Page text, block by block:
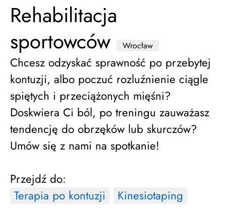
Rehabilitacja
sportowców
Wrocław
Chcesz odzyskać sprawność po przebytej
kontuzji, albo poczuć rozluźnienie ciągle
spiętych i przeciążonych mięśni?
Doskwiera Ci ból, po treningu zauważasz
tendencję do obrzęków lub skurczów?
Umów się z nami na spotkanie!
Przejdź do:
Terapia po kontuzji
Kinesiotaping